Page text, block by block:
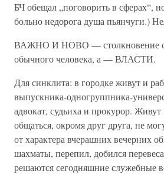
БЧ обещал „поговорить в сферах“,
больно недорога душа пьянчуги.)
ВАЖНО И НОВО — столкновение с
обычного человека, а — ВЛАСТИ.
Для синклита: в городке живут и
выпускника-одногруппника-
адвокат, судьиха и прокурор.
общаться, окромя друг друга, не
от характера вчерашних вечерних
шахматы, перепил, добился
решаются сегодняшние служебные